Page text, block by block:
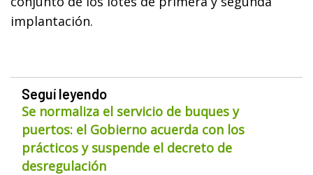
implantación.
Seguí leyendo
Se normaliza el servicio de buques y
puertos: el Gobierno acuerda con los
prácticos y suspende el decreto de
desregulación